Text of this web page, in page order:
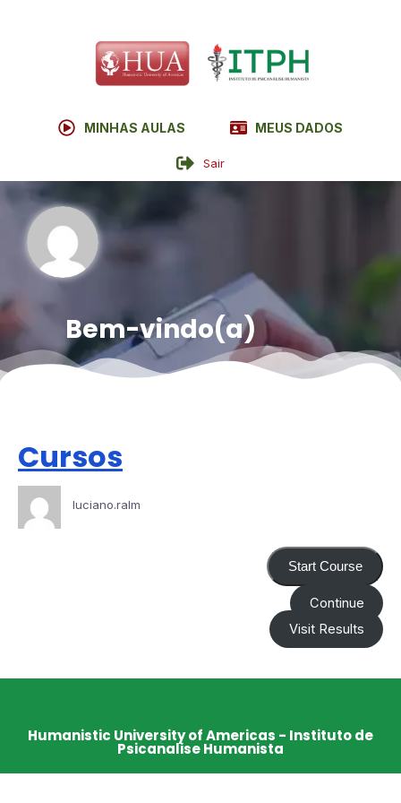
MINHAS AULAS MEUS DADOS
Sair
Bem-vindo(a)
Cursos
luciano.ralm
Start Course
Continue
Visit Results
Humanistic University of Americas - Instituto de
Psicanalise Humanista